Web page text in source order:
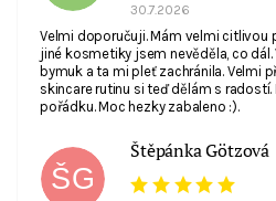
30.7.2026
Velmi doporučuji. Mám velmi citlivou
jiné kosmetiky jsem nevěděla, co
bymuk a ta mi pleť zachránila. Velmi
skincare rutinu si teď dělám s
pořádku. Moc hezky zabaleno :).
ŠG
Štěpánka Götzová